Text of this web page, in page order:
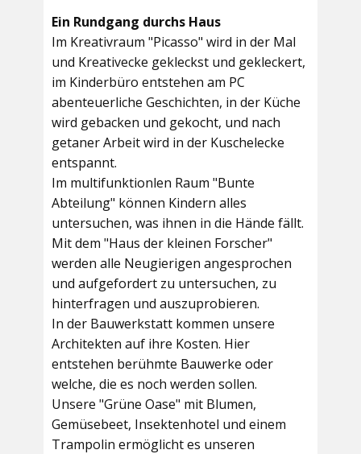
Ein Rundgang durchs Haus
Im Kreativraum "Picasso" wird in der Mal
und Kreativecke gekleckst und gekleckert,
im Kinderbüro entstehen am PC
abenteuerliche Geschichten, in der Küche
wird gebacken und gekocht, und nach
getaner Arbeit wird in der Kuschelecke
entspannt.
Im multifunktionlen Raum "Bunte
Abteilung" können Kindern alles
untersuchen, was ihnen in die Hände fällt.
Mit dem "Haus der kleinen Forscher"
werden alle Neugierigen angesprochen
und aufgefordert zu untersuchen, zu
hinterfragen und auszuprobieren.
In der Bauwerkstatt kommen unsere
Architekten auf ihre Kosten. Hier
entstehen berühmte Bauwerke oder
welche, die es noch werden sollen.
Unsere "Grüne Oase" mit Blumen,
Gemüsebeet, Insektenhotel und einem
Trampolin ermöglicht es unseren